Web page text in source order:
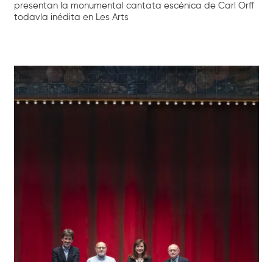
presentan la monumental cantata escénica de Carl Orff
todavía inédita en Les Arts